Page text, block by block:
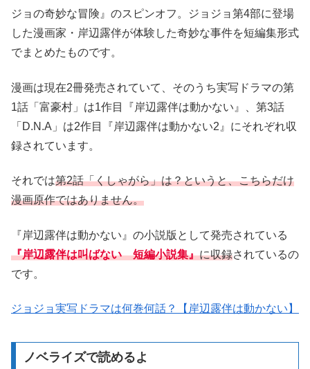
ジョの奇妙な冒険』のスピンオフ。ジョジョ第4部に登場
した漫画家・岸辺露伴が体験した奇妙な事件を短編集形式
でまとめたものです。
漫画は現在2冊発売されていて、そのうち実写ドラマの第
1話「富豪村」は1作目『岸辺露伴は動かない』、第3話
「D.N.A」は2作目『岸辺露伴は動かない2』にそれぞれ収
録されています。
それでは第2話「くしゃがら」は？というと、こちらだけ
漫画原作ではありません。
『岸辺露伴は動かない』の小説版として発売されている
『岸辺露伴は叫ばない 短編小説集』に収録されているの
です。
ジョジョ実写ドラマは何巻何話？【岸辺露伴は動かない】
ノベライズで読めるよ